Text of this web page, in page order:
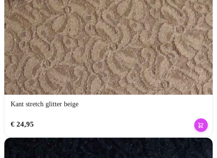
Kant stretch glitter beige
€24,95